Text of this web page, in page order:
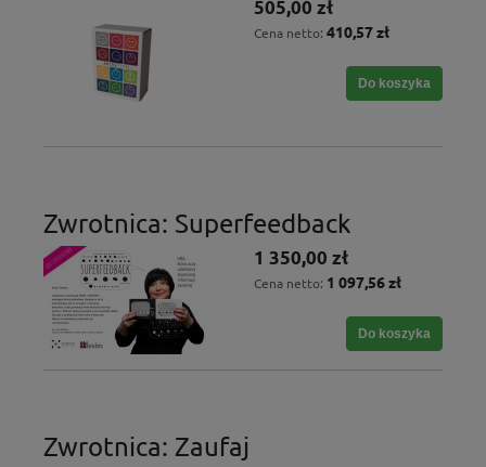
505,00 zł
Cena netto: 410,57 zł
Do koszyka
Zwrotnica: Superfeedback
1 350,00 zł
Cena netto: 1 097,56 zł
Do koszyka
Zwrotnica: Zaufaj